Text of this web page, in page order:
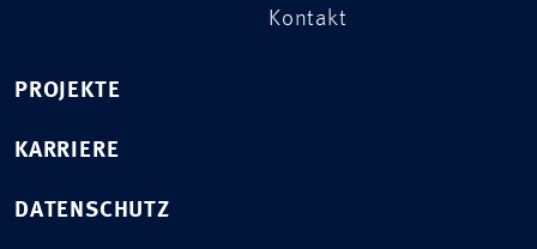
Kontakt
PROJEKTE
KARRIERE
DATENSCHUTZ